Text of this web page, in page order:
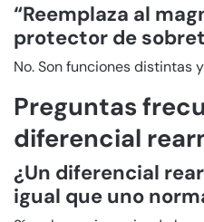
“Reemplaza al
protector de
No. Son funciones distintas
Preguntas
diferencial
¿Un diferencial
igual que uno